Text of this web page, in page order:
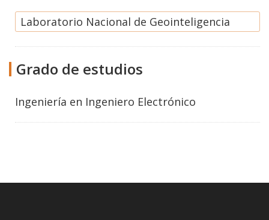
Laboratorio Nacional de Geointeligencia
Grado de estudios
Ingeniería en Ingeniero Electrónico